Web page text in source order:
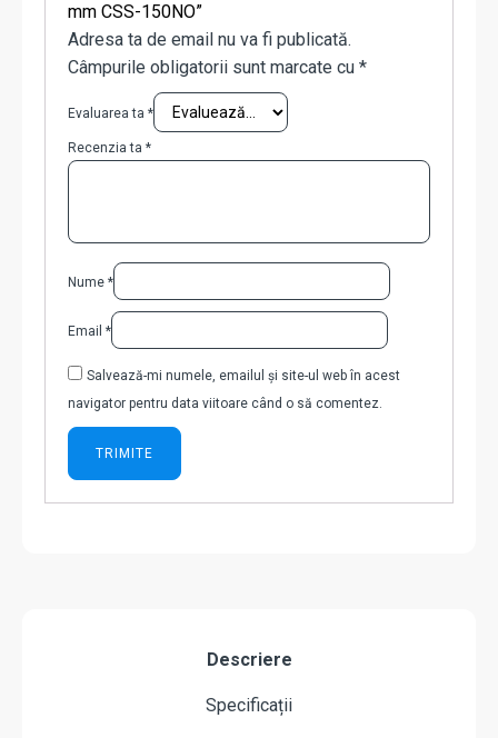
mm CSS-150NO”
Adresa ta de email nu va fi publicată.
Câmpurile obligatorii sunt marcate cu *
Evaluarea ta *
Recenzia ta *
Nume *
Email *
Salvează-mi numele, emailul și site-ul web în acest
navigator pentru data viitoare când o să comentez.
Descriere
Specificații